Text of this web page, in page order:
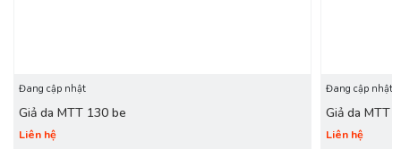
Đang cập nhật
Giả da MTT 130 be
Liên hệ
Đang cập nhật
Giả da MTT
Liên hệ